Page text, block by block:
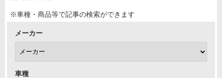
※車種・商品等で記事の検索ができます
メーカー
車種